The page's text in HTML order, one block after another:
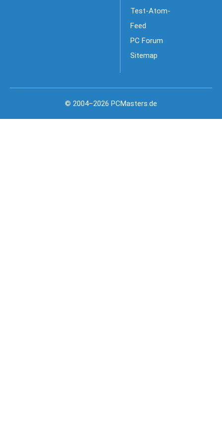
Test-Atom-
Feed
PC Forum
Sitemap
© 2004–2026 PCMasters.de